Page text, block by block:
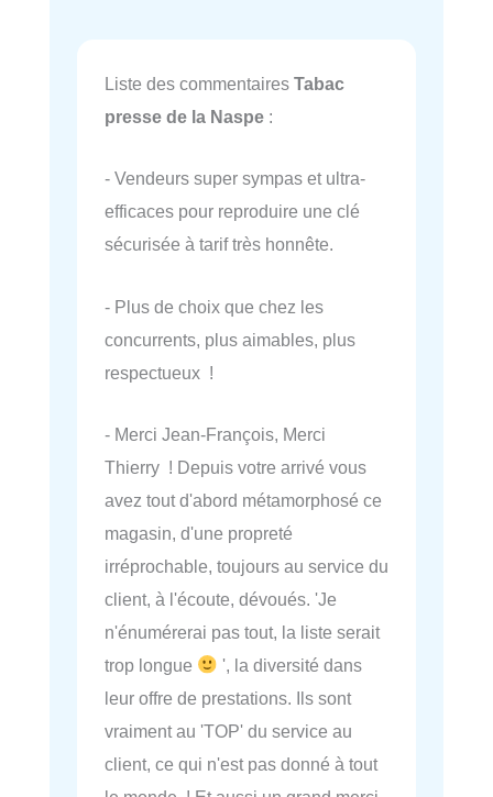
Liste des commentaires Tabac
presse de la Naspe :
- Vendeurs super sympas et ultra-
efficaces pour reproduire une clé
sécurisée à tarif très honnête.
- Plus de choix que chez les
concurrents, plus aimables, plus
respectueux !
- Merci Jean-François, Merci
Thierry ! Depuis votre arrivé vous
avez tout d'abord métamorphosé ce
magasin, d'une propreté
irréprochable, toujours au service du
client, à l'écoute, dévoués. 'Je
n'énumérerai pas tout, la liste serait
trop longue
', la diversité dans
leur offre de prestations. Ils sont
vraiment au 'TOP' du service au
client, ce qui n'est pas donné à tout